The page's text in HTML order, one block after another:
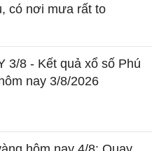
có nơi mưa rất to
3/8 - Kết quả xổ số Phú
nay 3/8/2026